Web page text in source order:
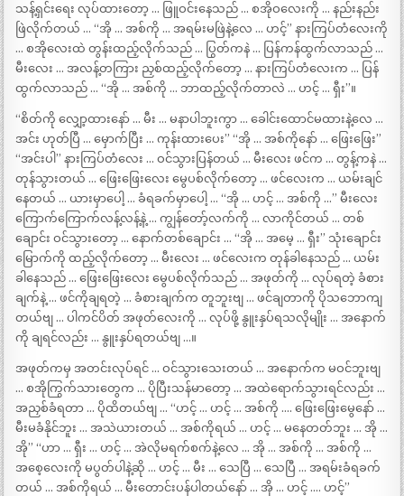
သန့်ရှင်းရေး လုပ်ထားတော့ … ဖြူဝင်းနေသည် … စအိုဝလေးကို … နည်းနည်း
ဖြဲလိုက်တယ် … “အို … အစ်ကို … အရမ်းမဖြဲနဲ့လေ … ဟင့်” နားကြပ်တံလေးကို
… စအိုလေးထဲ တွန်းထည့်လိုက်သည် … ပြွတ်ကနဲ … ပြန်ကန်ထွက်လာသည် …
မီးလေး … အလန့်တကြား ညှစ်ထည့်လိုက်တော့ … နားကြပ်တံလေးက … ပြန်
ထွက်လာသည် … “အို … အစ်ကို … ဘာထည့်လိုက်တာလဲ … ဟင့် … ရှီး”။
“စိတ်ကို လျှော့ထားနော် … မီး … မနာပါဘူးကွာ … ခေါင်းထောင်မထားနဲ့လေ …
အင်း ဟုတ်ပြီ … မှောက်ပြီး … ကုန်းထားပေး” “အို … အစ်ကိုနော် … ဖြေးဖြေး”
“အင်းပါ” နားကြပ်တံလေး … ဝင်သွားပြန်တယ် … မီးလေး ဖင်က … တွန့်ကနဲ …
တုန်သွားတယ် … ဖြေးဖြေးလေး မွေပစ်လိုက်တော့ … ဖင်လေးက … ယမ်းချင်
နေတယ် … ယားမှာပေါ့ … ခံရခက်မှာပေါ့ … “အို … ဟင့် … အစ်ကို …” မီးလေး
ကြောက်ကြောက်လန့်လန့်နဲ့ … ကျွန်တော့်လက်ကို … လာကိုင်တယ် … တစ်
ချောင်း ဝင်သွားတော့ … နောက်တစ်ချောင်း … “အို … အမေ့ … ရှီး” သုံးချောင်း
မြောက်ကို ထည့်လိုက်တော့ … မီးလေး … ဖင်လေးက တုန်ခါနေသည် … ယမ်း
ခါနေသည် … ဖြေးဖြေးလေး မွေပစ်လိုက်သည် … အဖုတ်ကို … လုပ်ရတဲ့ ခံစား
ချက်နဲ့ … ဖင်ကိုချရတဲ့ … ခံစားချက်က တူဘူးဗျ … ဖင်ချတာကို ပိုသဘောကျ
တယ်ဗျ … ပါကင်ပိတ် အဖုတ်လေးကို … လုပ်ဖို့ နွူးနှပ်ရသလိုမျိုး … အနောက်
ကို ချရင်လည်း … နွူးနှပ်ရတယ်ဗျ …။
အဖုတ်ကမှ အတင်းလုပ်ရင် … ဝင်သွားသေးတယ် … အနောက်က မဝင်ဘူးဗျ
… စအိုကြွက်သားတွေက … ပိုပြီးသန်မာတော့ … အထဲရောက်သွားရင်လည်း …
အညှစ်ခံရတာ … ပိုထိတယ်ဗျ … “ဟင့် … ဟင့် … အစ်ကို …. ဖြေးဖြေးမွေနော် …
မီးမခံနိုင်ဘူး … အသဲယားတယ် … အစ်ကိုရယ် … ဟင့် … မနေတတ်ဘူး … အို …
အို” “ဟာ … ရှီး … ဟင့် … အဲလိုမရက်စက်နဲ့လေ … အို … အစ်ကို … အစ်ကို …
အစေ့လေးကို မပွတ်ပါနဲ့ဆို … ဟင့် … မီး … သေပြီ … သေပြီ … အရမ်းခံရခက်
တယ် … အစ်ကိုရယ် … မီးတောင်းပန်ပါတယ်နော် … အို … ဟင့် …. ဟင့်”